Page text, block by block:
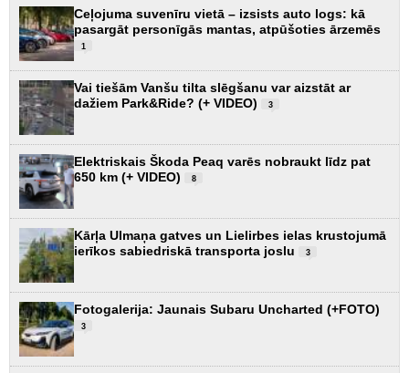
Ceļojuma suvenīru vietā – izsists auto logs: kā
pasargāt personīgās mantas, atpūšoties ārzemēs
1
Vai tiešām Vanšu tilta slēgšanu var aizstāt ar
dažiem Park&Ride? (+ VIDEO)
3
Elektriskais Škoda Peaq varēs nobraukt līdz pat
650 km (+ VIDEO)
8
Kārļa Ulmaņa gatves un Lielirbes ielas krustojumā
ierīkos sabiedriskā transporta joslu
3
Fotogalerija: Jaunais Subaru Uncharted (+FOTO)
3